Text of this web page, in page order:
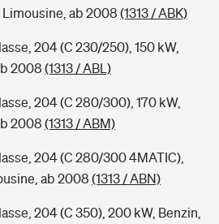
Limousine, ab 2008 (1313 / ABK)
204 (C 230/250), 150 kW,
2008 (1313 / ABL)
204 (C 280/300), 170 kW,
2008 (1313 / ABM)
204 (C 280/300 4MATIC),
ab 2008 (1313 / ABN)
204 (C 350), 200 kW, Benzin,